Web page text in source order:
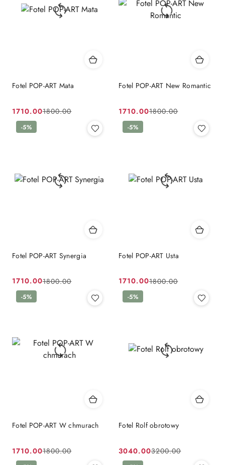
Fotel POP-ART Mata
Cena
promocyjna:
1710.00
Cena
przed
1800.00
Fotel POP-ART New Romantic
Cena
promocyjna:
1710.00
Cena
przed
1800.00
Fotel POP-ART Synergia
Cena
promocyjna:
1710.00
Cena
przed
1800.00
-5%
Fotel POP-ART Usta
Cena
promocyjna:
1710.00
Cena
przed
1800.00
-5%
Fotel POP-ART W chmurach
Cena
1710.00
Cena
1800.00
-5%
Fotel Rolf obrotowy
Cena
3040.00
Cena
3200.00
-5%